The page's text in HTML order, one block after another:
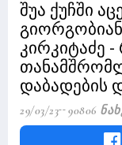
შუა ქუჩში
კირკიტაძე
დაბადების
29/03/23 90806